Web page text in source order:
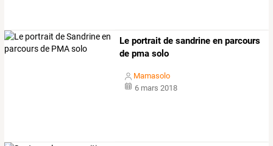
Le portrait de sandrine en parcours
de pma solo
Mamasolo
6 mars 2018